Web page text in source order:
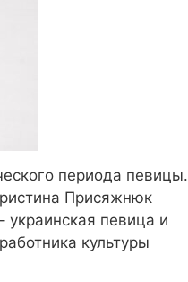
периода певицы.
Присяжнюк
певица и
культуры